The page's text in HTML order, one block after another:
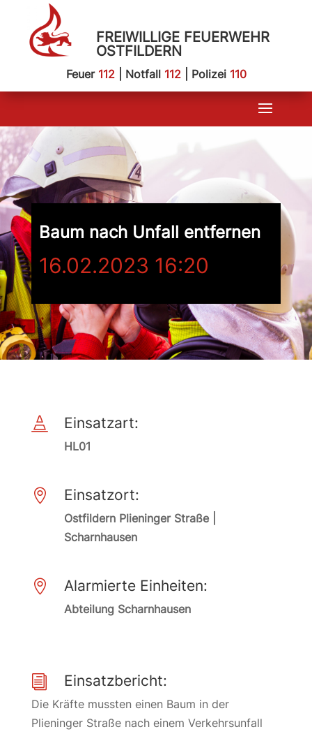
FREIWILLIGE FEUERWEHR
OSTFILDERN
Feuer 112| Notfall 112| Polizei 110
Baum nach Unfall entfernen
16.02.2023 16:20
 Einsatzart:
HL01
 Einsatzort:
Ostfildern Plieninger Straße |
Scharnhausen
 Alarmierte Einheiten:
Abteilung Scharnhausen
i Einsatzbericht:
Die Kräfte mussten einen Baum in der
Plieninger Straße nach einem Verkehrsunfall